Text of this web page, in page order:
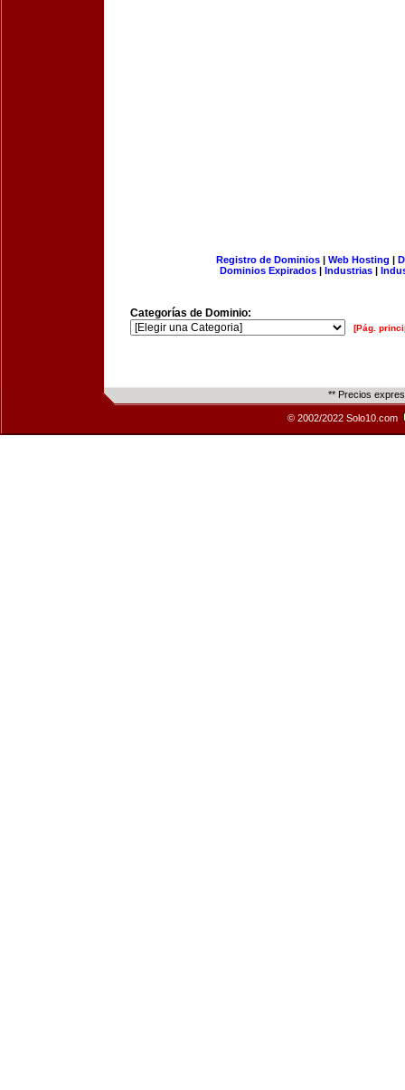
Registro de Dominios| Web Hosting |
Dominios Expirados | Industrias |
Categorías de Dominio:
[Pág.
** Precios
© 2002/2022 Solo10.com